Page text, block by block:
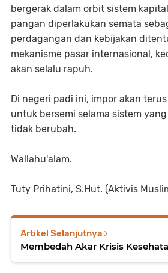
bergerak dalam orbit sistem
pangan diperlakukan semata
perdagangan dan kebijakan
mekanisme pasar internasional,
akan selalu rapuh.
Di negeri padi ini, impor akan
untuk bersemi selama sistem
tidak berubah.
Wallahu'alam.
Tuty Prihatini, S.Hut. (Aktivis
Artikel Selanjutnya
Membedah Akar Krisis